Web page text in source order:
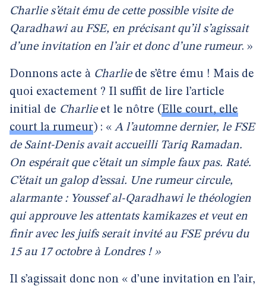
Charlie s’était ému de cette possible visite de
Qaradhawi au FSE, en précisant qu’il s’agissait
d’une invitation en l’air et donc d’une rumeur. »
Donnons acte à Charlie de s’être ému ! Mais de
quoi exactement ? Il suffit de lire l’article
initial de Charlieet le nôtre (Elle court, elle
court la rumeur) : « A l’automne dernier, le FSE
de Saint-Denis avait accueilli Tariq Ramadan.
On espérait que c’était un simple faux pas. Raté.
C’était un galop d’essai. Une rumeur circule,
alarmante : Youssef al-Qaradhawi le théologien
qui approuve les attentats kamikazes et veut en
finir avec les juifs serait invité au FSE prévu du
15 au 17 octobre à Londres ! »
Il s’agissait donc non « d’une invitation en l’air,